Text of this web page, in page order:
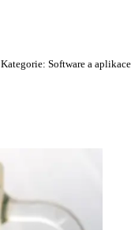
Kategorie: Software a aplikace